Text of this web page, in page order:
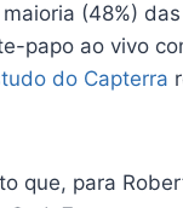
(48%)
papo ao vivo
do Capterra
que, para